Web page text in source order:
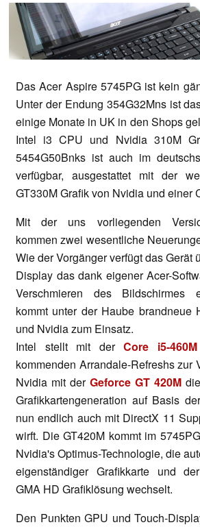
Das Acer Aspire 5745PG ist kein
Unter der Endung 354G32Mns ist
einige Monate in UK in den Shops
Intel i3 CPU und Nvidia 310M
5454G50Bnks ist auch im
verfügbar, ausgestattet mit der
GT330M Grafik von Nvidia und einer
Mit der uns vorliegenden
kommen zwei wesentliche
Wie der Vorgänger verfügt das Gerät
Display das dank eigener Acer-
Verschmieren des Bildschirmes
kommt unter der Haube brandneue
und Nvidia zum Einsatz.
Intel stellt mit der Core i5-460M
kommenden Arrandale-Refreshs zur
Nvidia mit der Geforce GT 420M
Grafikkartengeneration auf Basis
nun endlich auch mit DirectX 11
wirft. Die GT420M kommt im
Nvidia's Optimus-Technologie, die
eigenständiger Grafikkarte und
GMA HD Grafiklösung wechselt.
Den Punkten GPU und Touch-